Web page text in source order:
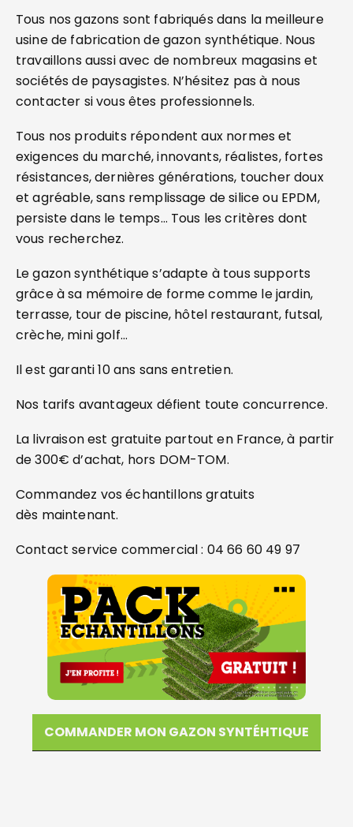
Tous nos gazons sont fabriqués dans la meilleure
usine de fabrication de gazon synthétique. Nous
travaillons aussi avec de nombreux magasins et
sociétés de paysagistes. N’hésitez pas à nous
contacter si vous êtes professionnels.
Tous nos produits répondent aux normes et
exigences du marché, innovants, réalistes, fortes
résistances, dernières générations, toucher doux
et agréable, sans remplissage de silice ou EPDM,
persiste dans le temps… Tous les critères dont
vous recherchez.
Le gazon synthétique s’adapte à tous supports
grâce à sa mémoire de forme comme le jardin,
terrasse, tour de piscine, hôtel restaurant, futsal,
crèche, mini golf…
Il est garanti 10 ans sans entretien.
Nos tarifs avantageux défient toute concurrence.
La livraison est gratuite partout en France, à partir
de 300€ d’achat, hors DOM-TOM.
Commandez vos échantillons gratuits
dès maintenant.
Contact service commercial : 04 66 60 49 97
COMMANDER MON GAZON SYNTÉHTIQUE